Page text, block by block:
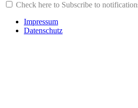
Check here to Subscribe to
Impressum
Datenschutz